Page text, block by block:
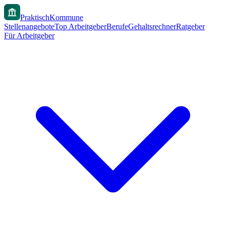
PraktischKommune
StellenangeboteTop ArbeitgeberBerufeGehaltsrechnerRatgeber
Für Arbeitgeber